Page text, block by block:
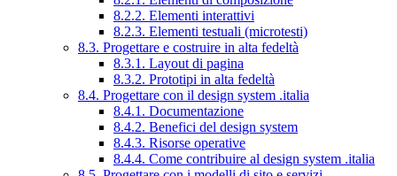
8.2.2. Elementi interattivi
8.2.3. Elementi testuali (microtesti)
8.3. Progettare e costruire in alta fedeltà
8.3.1. Layout di pagina
8.3.2. Prototipi in alta fedeltà
8.4. Progettare con il design system .italia
8.4.1. Documentazione
8.4.2. Benefici del design system
8.4.3. Risorse operative
8.4.4. Come contribuire al design system .italia